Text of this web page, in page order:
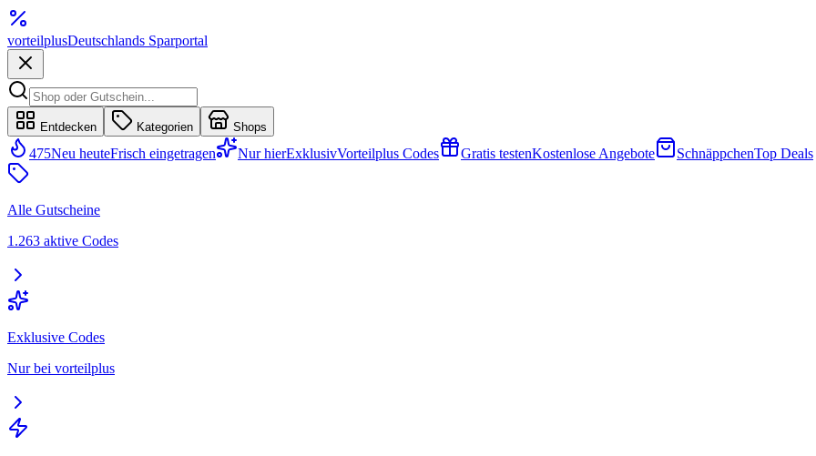
vorteilplusDeutschlands Sparportal
Entdecken Kategorien Shops
475Neu heuteFrisch eingetragen Nur hierExklusivVorteilplus Codes Gratis testenKostenlose Angebote SchnäppchenTop Deals
Alle Gutscheine
1.263 aktive Codes
Exklusive Codes
Nur bei vorteilplus